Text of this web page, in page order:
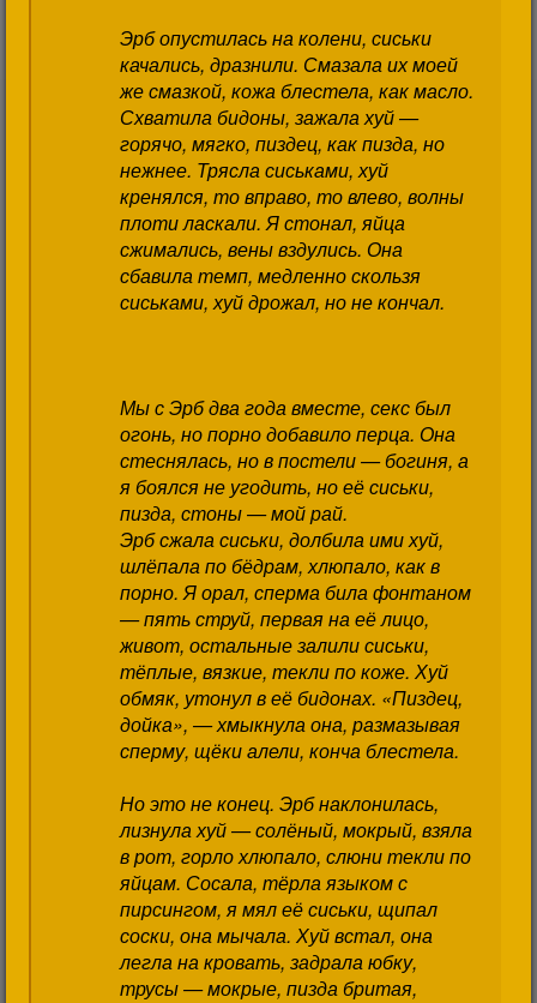
Эрб опустилась на колени, сиськи
качались, дразнили. Смазала их моей
же смазкой, кожа блестела, как масло.
Схватила бидоны, зажала хуй —
горячо, мягко, пиздец, как пизда, но
нежнее. Трясла сиськами, хуй
кренялся, то вправо, то влево, волны
плоти ласкали. Я стонал, яйца
сжимались, вены вздулись. Она
сбавила темп, медленно скользя
сиськами, хуй дрожал, но не кончал.
Мы с Эрб два года вместе, секс был
огонь, но порно добавило перца. Она
стеснялась, но в постели — богиня, а
я боялся не угодить, но её сиськи,
пизда, стоны — мой рай.
Эрб сжала сиськи, долбила ими хуй,
шлёпала по бёдрам, хлюпало, как в
порно. Я орал, сперма била фонтаном
— пять струй, первая на её лицо,
живот, остальные залили сиськи,
тёплые, вязкие, текли по коже. Хуй
обмяк, утонул в её бидонах. «Пиздец,
дойка», — хмыкнула она, размазывая
сперму, щёки алели, конча блестела.
Но это не конец. Эрб наклонилась,
лизнула хуй — солёный, мокрый, взяла
в рот, горло хлюпало, слюни текли по
яйцам. Сосала, тёрла языком с
пирсингом, я мял её сиськи, щипал
соски, она мычала. Хуй встал, она
легла на кровать, задрала юбку,
трусы — мокрые, пизда бритая,